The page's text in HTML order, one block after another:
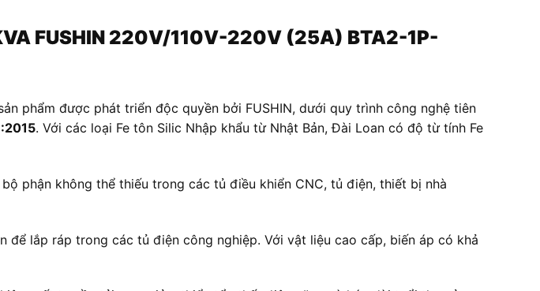
FUSHIN 220V/110V-220V (25A) BTA2-1P-
phẩm được phát triển độc quyền bởi FUSHIN, dưới quy trình công nghệ tiên
. Với các loại Fe tôn Silic Nhập khẩu từ Nhật Bản, Đài Loan có độ từ tính Fe
phận không thể thiếu trong các tủ điều khiển CNC, tủ điện, thiết bị nhà
để lắp ráp trong các tủ điện công nghiệp. Với vật liệu cao cấp, biến áp có khả